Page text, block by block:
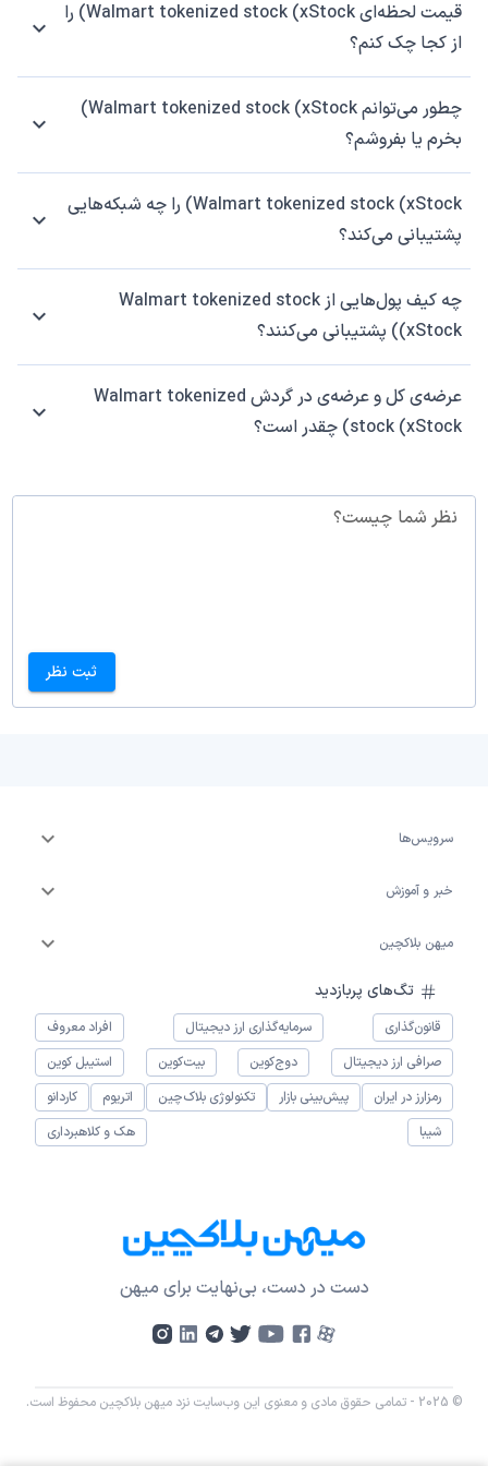
قیمت لحظه‌ای Walmart tokenized stock (xStock) را
از کجا چک کنم؟
چطور می‌توانم Walmart tokenized stock (xStock)
بخرم یا بفروشم؟
Walmart tokenized stock (xStock) را چه شبکه‌هایی
پشتیبانی می‌کند؟
چه کیف پول‌هایی از Walmart tokenized stock
(xStock) پشتیبانی می‌کنند؟
عرضه‌ی کل و عرضه‌ی در گردش Walmart tokenized
stock (xStock) چقدر است؟
نظر شما چیست؟
ثبت نظر
سرویس‌ها
خبر و آموزش
میهن بلاکچین
تگ‌های پربازدید
قانون‌گذاری سرمایه‌گذاری ارز دیجیتال
افراد معروف
صرافی ارز دیجیتال
دوج‌کوین بیت‌کوین
استیبل کوین
رمزارز در ایران
پیش‌بینی بازار تکنولوژی بلاک‌چین اتریوم
کاردانو
شیبا
هک و کلاهبرداری
دست در دست، بی‌نهایت برای میهن
© 2025 - تمامی حقوق مادی و معنوی این وب‌سایت نزد میهن بلاکچین محفوظ است.